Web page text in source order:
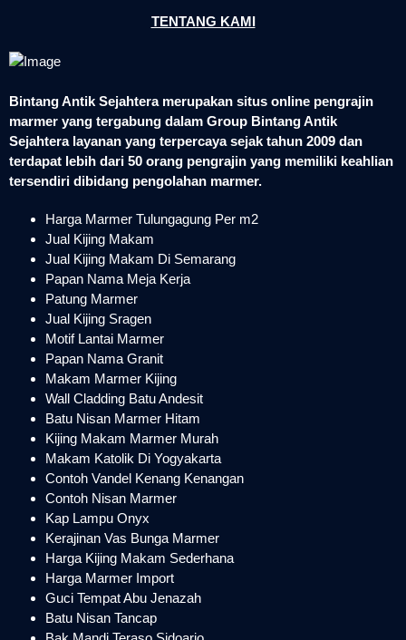
TENTANG KAMI
Bintang Antik Sejahtera merupakan situs online pengrajin
marmer yang tergabung dalam Group Bintang Antik
Sejahtera layanan yang terpercaya sejak tahun 2009 dan
terdapat lebih dari 50 orang pengrajin yang memiliki keahlian
tersendiri dibidang pengolahan marmer.
Harga Marmer Tulungagung Per m2
Jual Kijing Makam
Jual Kijing Makam Di Semarang
Papan Nama Meja Kerja
Patung Marmer
Jual Kijing Sragen
Motif Lantai Marmer
Papan Nama Granit
Makam Marmer Kijing
Wall Cladding Batu Andesit
Batu Nisan Marmer Hitam
Kijing Makam Marmer Murah
Makam Katolik Di Yogyakarta
Contoh Vandel Kenang Kenangan
Contoh Nisan Marmer
Kap Lampu Onyx
Kerajinan Vas Bunga Marmer
Harga Kijing Makam Sederhana
Harga Marmer Import
Guci Tempat Abu Jenazah
Batu Nisan Tancap